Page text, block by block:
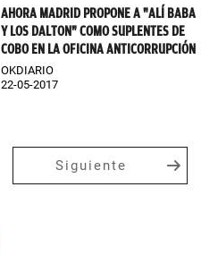
AHORA MADRID PROPONE A "ALÍ BABA
Y LOS DALTON" COMO SUPLENTES DE
COBO EN LA OFICINA ANTICORRUPCIÓN
OKDIARIO
22-05-2017
Siguiente